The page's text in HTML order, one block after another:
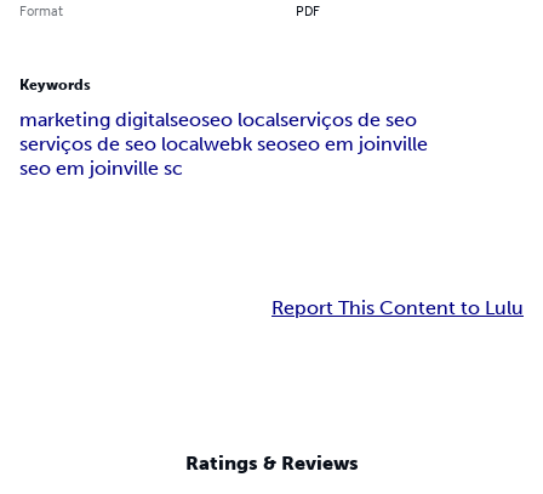
Format PDF
Keywords
marketing digitalseoseo localserviços de seo
serviços de seo localwebk seoseo em joinville
seo em joinville sc
Report This Content to Lulu
Ratings & Reviews